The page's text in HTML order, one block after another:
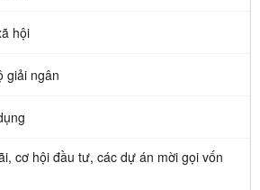
hội
giải ngân
cơ hội đầu tư, các dự án mời gọi vốn